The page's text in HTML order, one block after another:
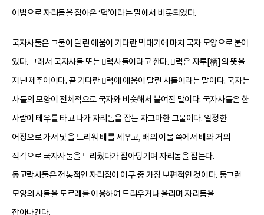
어법으로 자리돔을 잡아온 ‘덕’이라는 말에서 비롯되었다.
국자사둘은 그물이 달린 에움이 기다란 막대기에 마치 국자 모양으로 붙어
있다. 그래서 국자사둘 또는 럭사둘이라고 한다. 럭은 자루[柄]의 뜻을
지닌 제주어이다. 곧 기다란 럭에 에움이 달린 사둘이라는 말이다. 국자는
사둘의 모양이 전체적으로 국자와 비슷해서 붙여진 말이다. 국자사둘은 한
사람이 테우를 타고 나가 자리돔을 잡는 자그마한 그물이다. 일정한
어장으로 가서 닻을 드리워 배를 세우고, 배의 이물 쪽에서 배와 거의
직각으로 국자사둘을 드리웠다가 잡아당기며 자리돔을 잡는다.
동고락사둘은 전통적인 자리잡이 어구 중 가장 보편적인 것이다. 둥그런
모양의 사둘을 도르래를 이용하여 드리우거나 올리며 자리돔을
잡아나간다.